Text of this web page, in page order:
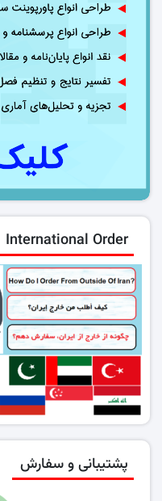
International Order
پشتیبانی و سفارش